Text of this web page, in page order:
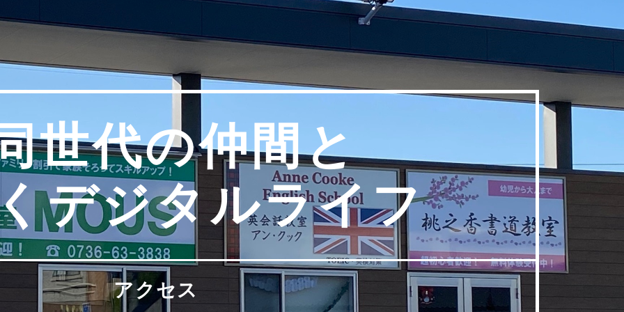
世代の仲間と
デジタルライフ
アクセス